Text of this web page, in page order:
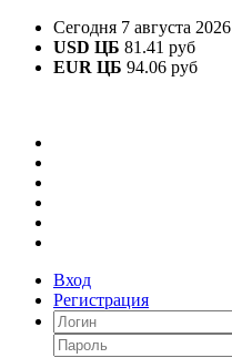
Сегодня 7 августа 2026
USD ЦБ 81.41 руб
EUR ЦБ 94.06 руб
Вход
Регистрация